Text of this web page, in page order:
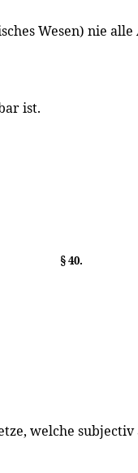
Wesen) nie alle
ist.
§ 40.
welche